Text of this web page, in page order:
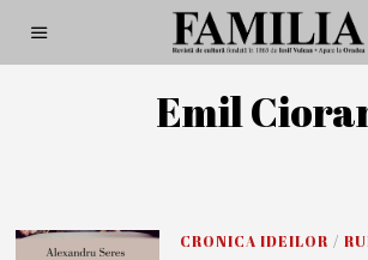
Emil
CRONICA IDEILOR /